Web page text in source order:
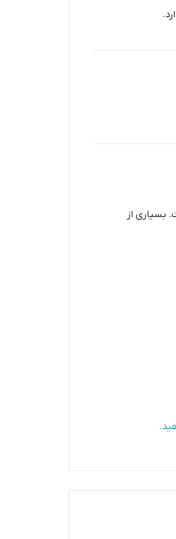
است. بسیاری از